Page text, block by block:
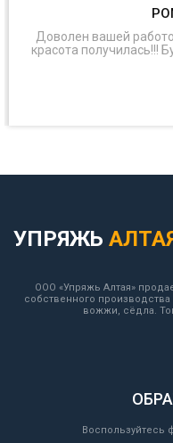
Доволен вашей
красота получилась!!!
УПРЯЖЬ
ООО «Упряжь Алтая»
собственного производства
вожжи, сёдла.
Воспользуйтесь